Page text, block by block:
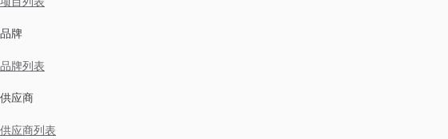
品牌
品牌列表
供应商
供应商列表